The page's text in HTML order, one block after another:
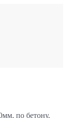
по бетону,